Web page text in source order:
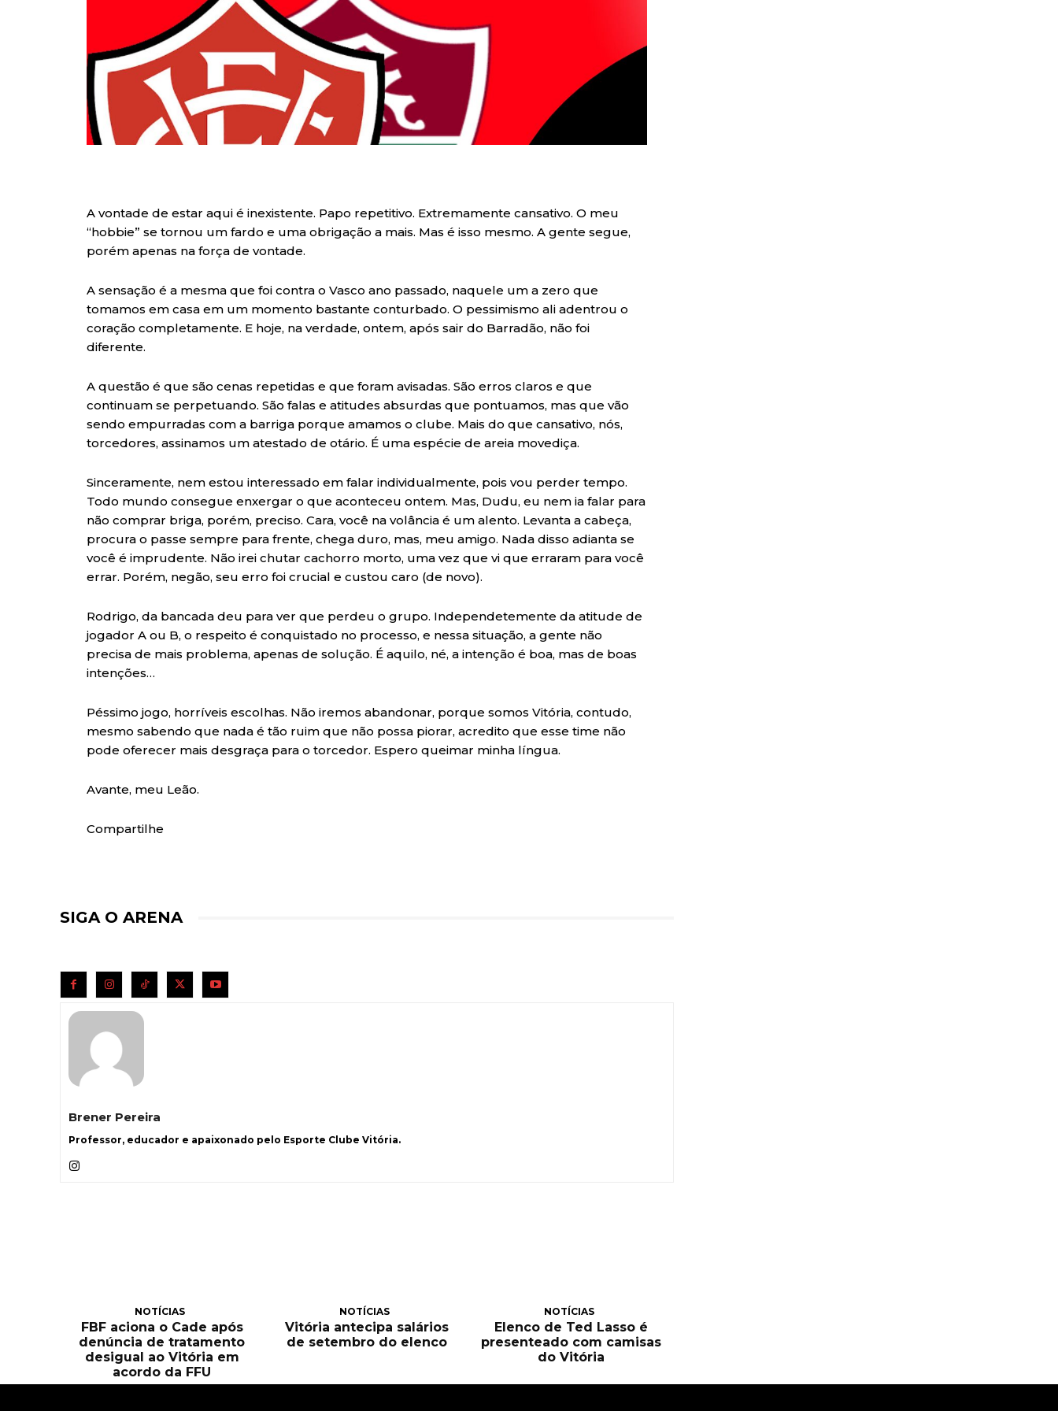
A vontade de estar aqui é inexistente. Papo repetitivo. Extremamente cansativo. O meu
“hobbie” se tornou um fardo e uma obrigação a mais. Mas é isso mesmo. A gente segue,
porém apenas na força de vontade.
A sensação é a mesma que foi contra o Vasco ano passado, naquele um a zero que
tomamos em casa em um momento bastante conturbado. O pessimismo ali adentrou o
coração completamente. E hoje, na verdade, ontem, após sair do Barradão, não foi
diferente.
A questão é que são cenas repetidas e que foram avisadas. São erros claros e que
continuam se perpetuando. São falas e atitudes absurdas que pontuamos, mas que vão
sendo empurradas com a barriga porque amamos o clube. Mais do que cansativo, nós,
torcedores, assinamos um atestado de otário. É uma espécie de areia movediça.
Sinceramente, nem estou interessado em falar individualmente, pois vou perder tempo.
Todo mundo consegue enxergar o que aconteceu ontem. Mas, Dudu, eu nem ia falar para
não comprar briga, porém, preciso. Cara, você na volância é um alento. Levanta a cabeça,
procura o passe sempre para frente, chega duro, mas, meu amigo. Nada disso adianta se
você é imprudente. Não irei chutar cachorro morto, uma vez que vi que erraram para você
errar. Porém, negão, seu erro foi crucial e custou caro (de novo).
Rodrigo, da bancada deu para ver que perdeu o grupo. Independetemente da atitude de
jogador A ou B, o respeito é conquistado no processo, e nessa situação, a gente não
precisa de mais problema, apenas de solução. É aquilo, né, a intenção é boa, mas de boas
intenções…
Péssimo jogo, horríveis escolhas. Não iremos abandonar, porque somos Vitória, contudo,
mesmo sabendo que nada é tão ruim que não possa piorar, acredito que esse time não
pode oferecer mais desgraça para o torcedor. Espero queimar minha língua.
Avante, meu Leão.
Compartilhe
SIGA O ARENA
Brener Pereira
Professor, educador e apaixonado pelo Esporte Clube Vitória.
NOTÍCIAS
FBF aciona o Cade após
denúncia de tratamento
desigual ao Vitória em
acordo da FFU
NOTÍCIAS
Vitória antecipa salários
de setembro do elenco
NOTÍCIAS
Elenco de Ted Lasso é
presenteado com camisas
do Vitória